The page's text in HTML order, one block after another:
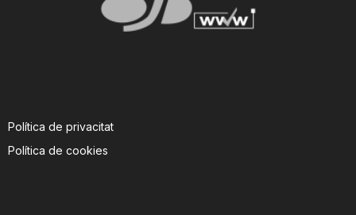
Política de privacitat
Política de cookies